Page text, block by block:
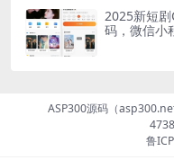
2025新短
码，微信小
ASP300源码（
鲁